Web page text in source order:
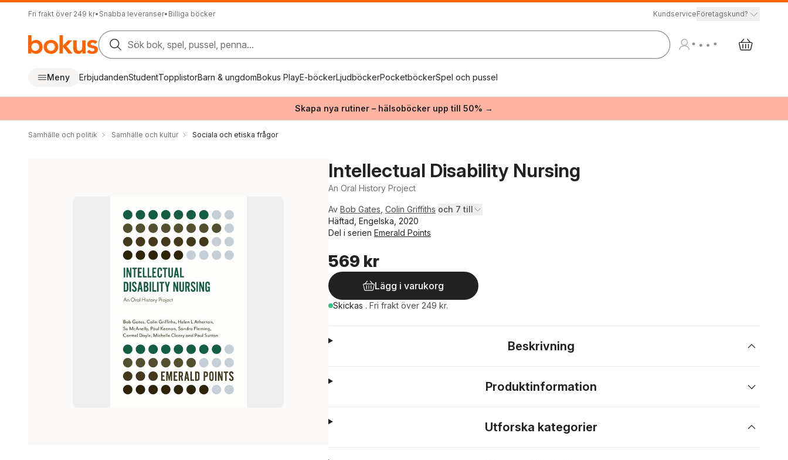
Fri frakt över 249 kr• Snabba leveranser• Billiga böcker KundserviceFöretagskund?
Sök bok, spel, pussel, penna...
Meny ErbjudandenStudentTopplistorBarn & ungdomBokus PlayE-böckerLjudböckerPocketböckerSpel och pussel
Skapa nya rutiner – hälsoböcker upp till 50% →
Samhälle och politik Samhälle och kultur Sociala och etiska frågor
Intellectual Disability Nursing
An Oral History Project
Av Bob Gates Colin Griffiths och 7 till
Häftad, Engelska, 2020
Del i serien Emerald Points
569 kr
Lägg i varukorg
Skickas . Fri frakt över 249 kr.
Beskrivning
Produktinformation
Utforska kategorier